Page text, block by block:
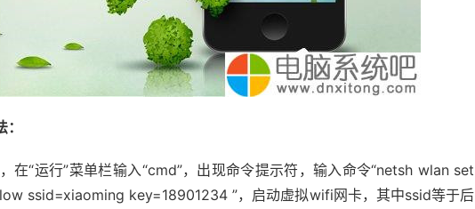
在“运行”菜单栏输入“cmd”，出现命令提示符，输入命令“netsh wlan set
ssid=xiaoming key=18901234 ”，启动虚拟wifi网卡，其中ssid等于后